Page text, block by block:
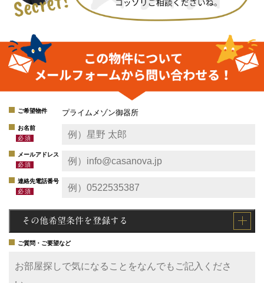
ご希望物件 プライムメゾン御器所
お名前
メールアドレス
連絡先電話番号
その他希望条件を登録する
ご質問・ご要望など